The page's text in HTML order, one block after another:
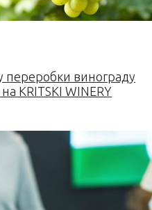
переробки винограду
KRITSKI WINERY